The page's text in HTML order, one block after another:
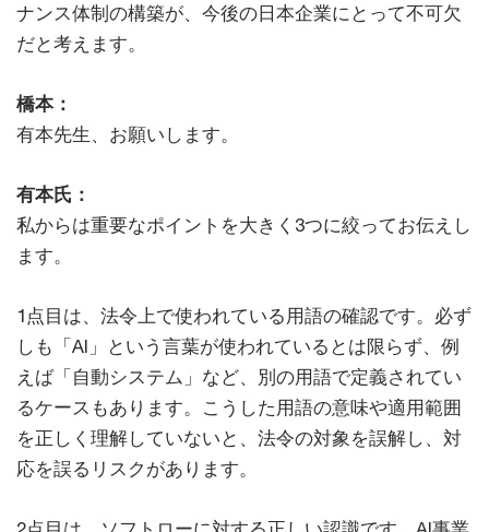
ナンス体制の構築が、今後の日本企業にとって不可欠
だと考えます。
橋本：
有本先生、お願いします。
有本氏：
私からは重要なポイントを大きく3つに絞ってお伝えし
ます。
1点目は、法令上で使われている用語の確認です。必ず
しも「AI」という言葉が使われているとは限らず、例
えば「自動システム」など、別の用語で定義されてい
るケースもあります。こうした用語の意味や適用範囲
を正しく理解していないと、法令の対象を誤解し、対
応を誤るリスクがあります。